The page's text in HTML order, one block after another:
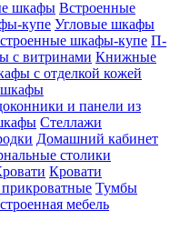
шкафы Встроенные
купе Угловые шкафы
шкафы-купе П-
с витринами Книжные
c отделкой кожей
шкафы
и панели из
Стеллажи
Домашний кабинет
столики
Кровати
Тумбы
мебель